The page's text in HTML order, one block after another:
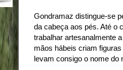
Gondramaz distingue-se
da cabeça aos pés. Até o
trabalhar artesanalmente
mãos hábeis criam
levam consigo o nome do